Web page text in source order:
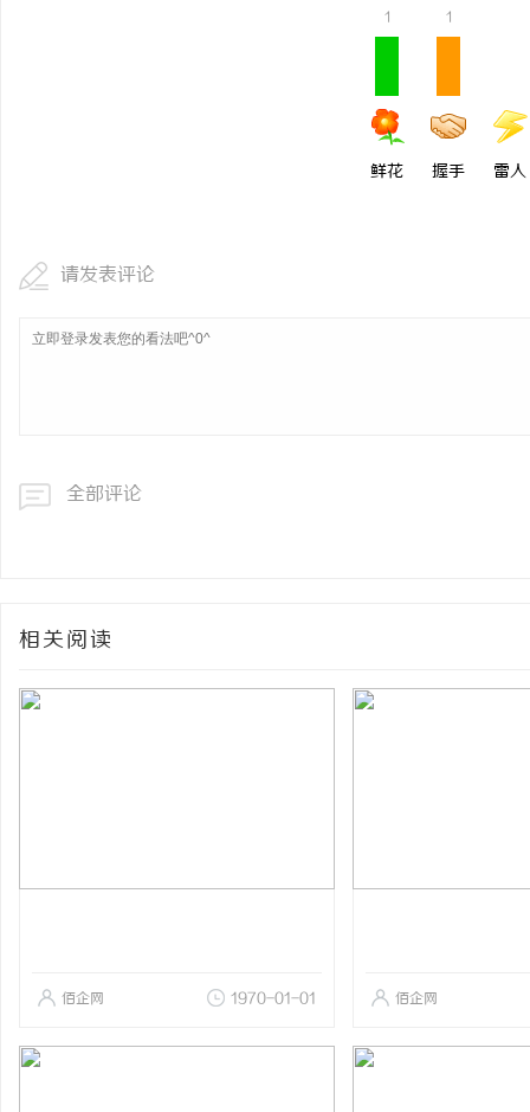
1
鲜花
1
握手 雷人
请发表评论
全部评论
相关阅读
佰企网 1970-01-01 佰企网